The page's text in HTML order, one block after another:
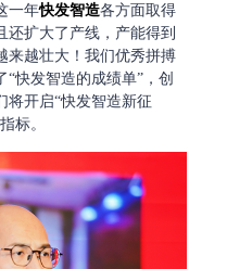
一年快发智造各方面取得
还扩大了产线，产能得到
来越壮大！我们优秀拼搏
快发智造的成绩单”，创
将开启“快发智造新征
标。